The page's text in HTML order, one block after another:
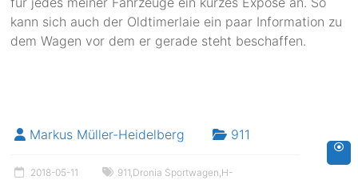
kann sich auch der Oldtimerlaie ein paar Information zu
dem Wagen vor dem er gerade steht beschaffen.
Markus Müller-Heidelberg 911
2018-05-11 911,Dronia Sportwagen,H-